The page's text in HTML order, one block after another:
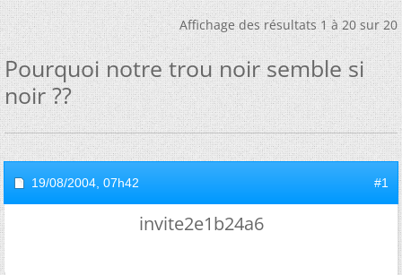
Affichage des résultats 1 à 20 sur 20
Pourquoi notre trou noir semble si
noir ??
19/08/2004, 07h42 #1
invite2e1b24a6